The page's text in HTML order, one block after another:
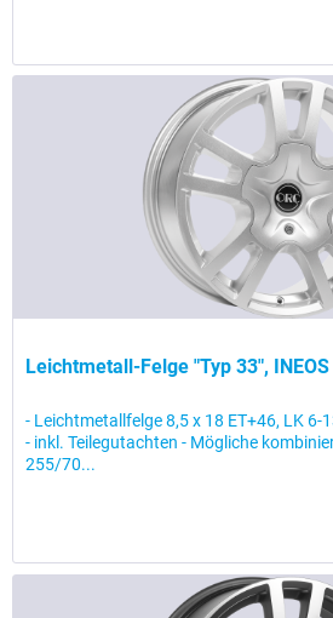
Leichtmetall-Felge "Typ 33",
- Leichtmetallfelge 8,5 x 18 ET+46, LK 6-
- inkl. Teilegutachten - Mögliche
255/70...